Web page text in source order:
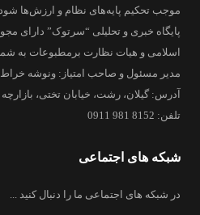
موجب تحکیم پایه‌های نظام و ارزش‌ها شود.
پایگاه خبری و تحلیلی “سرتوک” دارای
اسلامی و هیات نظارت برمطبوعات به شماره۸۵۹۴۰
مدیر مسئول و صاحب امتیاز: ونوشه خراط
آدرس: گیلان، رشت، خیابان تختی،
تلفن: 8152 981 0911
شبکه های اجتماعی
در شبکه های اجتماعی ما را دنبال کنید ...